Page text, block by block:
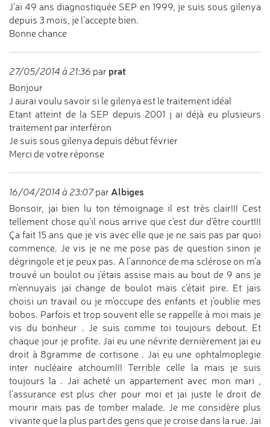
J'ai 49 ans diagnostiquée SEP en 1999, je suis sous gilenya
depuis 3 mois, je l'accepte bien.
Bonne chance
27/05/2014 à 21:36 par prat
Bonjour
J aurai voulu savoir si le gilenya est le traitement idéal
Etant atteint de la SEP depuis 2001 j ai déjà eu plusieurs
traitement par interféron
Je suis sous gilenya depuis début février
Merci de votre réponse
16/04/2014 à 23:07par Albiges
Bonsoir, jai bien lu ton témoignage il est très clair!!! Cest
tellement chose qu'il nous arrive que c'est dur d'être court!!!
Ça fait 15 ans que je vis avec elle que je ne sais pas par quoi
commence. Je vis je ne me pose pas de question sinon je
dégringole et je peux pas. A l'annonce de ma sclérose on m'a
trouvé un boulot ou j'étais assise mais au bout de 9 ans je
m'ennuyais jai change de boulot mais c'était pire. Et jais
choisi un travail ou je m'occupe des enfants et j'oublie mes
bobos. Parfois et trop souvent elle se rappelle à moi mais je
vis du bonheur . Je suis comme toi toujours debout. Et
chaque jour je profite. Jai eu une névrite dernièrement jai eu
droit à 8gramme de cortisone . Jai eu une ophtalmoplegie
inter nucléaire atchoum!!! Terrible celle la mais je suis
toujours la . Jai acheté un appartement avec mon mari ,
l'assurance est plus cher pour moi et jai juste le droit de
mourir mais pas de tomber malade. Je me considère plus
vivante que la plus part des gens que je croise dans la rue. Jai